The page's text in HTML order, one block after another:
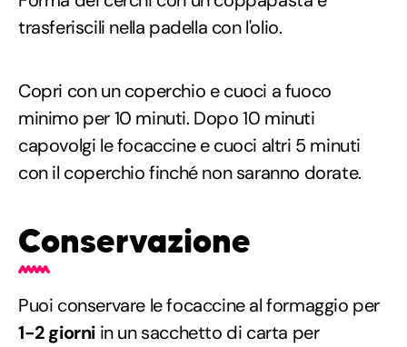
trasferiscili nella padella con l'olio.
Copri con un coperchio e cuoci a fuoco
minimo per 10 minuti. Dopo 10 minuti
capovolgi le focaccine e cuoci altri 5 minuti
con il coperchio finché non saranno dorate.
Conservazione
Puoi conservare le focaccine al formaggio per
1-2 giorni in un sacchetto di carta per